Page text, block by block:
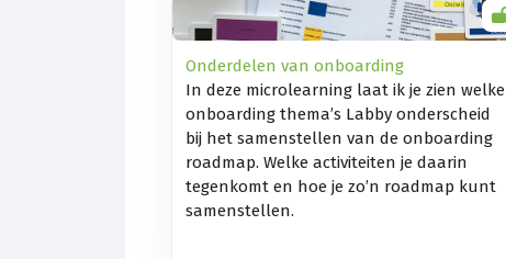
Onderdelen van onboarding
In deze microlearning laat ik je zien welke
onboarding thema’s Labby onderscheid
bij het samenstellen van de onboarding
roadmap. Welke activiteiten je daarin
tegenkomt en hoe je zo’n roadmap kunt
samenstellen.